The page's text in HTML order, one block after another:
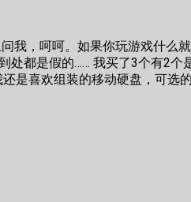
我，呵呵。如果你玩游戏什么
处都是假的…… 我买了3个有2
是喜欢组装的移动硬盘，可选的